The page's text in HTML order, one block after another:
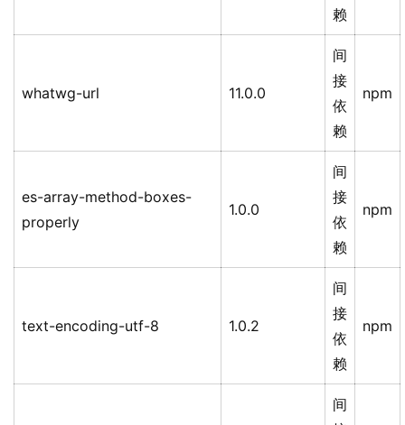
赖
whatwg-url 11.0.0
间
接
依
赖
npm
es-array-method-boxes-
properly
1.0.0
间
接
依
赖
npm
text-encoding-utf-8 1.0.2
间
接
依
赖
npm
间